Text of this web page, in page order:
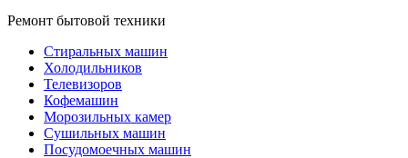
Ремонт бытовой техники
Стиральных машин
Холодильников
Телевизоров
Кофемашин
Морозильных камер
Сушильных машин
Посудомоечных машин